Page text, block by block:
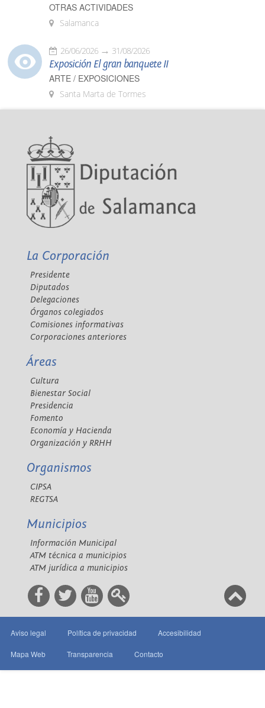
OTRAS ACTIVIDADES
Salamanca
26/06/2026 31/08/2026
Exposición El gran banquete II
ARTE / EXPOSICIONES
Santa Marta de Tormes
La Corporación
Presidente
Diputados
Delegaciones
Órganos colegiados
Comisiones informativas
Corporaciones anteriores
Áreas
Cultura
Bienestar Social
Presidencia
Fomento
Economía y Hacienda
Organización y RRHH
Organismos
CIPSA
REGTSA
Municipios
Información Municipal
ATM técnica a municipios
ATM jurídica a municipios
Aviso legal Política de privacidad Accesibilidad
Mapa Web Transparencia Contacto